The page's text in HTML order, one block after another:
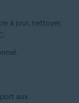
à jour, nettoyer,
aux